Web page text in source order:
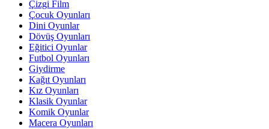
Çizgi Film
Çocuk Oyunları
Dini Oyunlar
Dövüş Oyunları
Eğitici Oyunlar
Futbol Oyunları
Giydirme
Kağıt Oyunları
Kız Oyunları
Klasik Oyunlar
Komik Oyunlar
Macera Oyunları